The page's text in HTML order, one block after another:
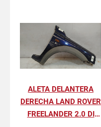
ALETA DELANTERA
DERECHA LAND ROVER
FREELANDER 2.0 DI